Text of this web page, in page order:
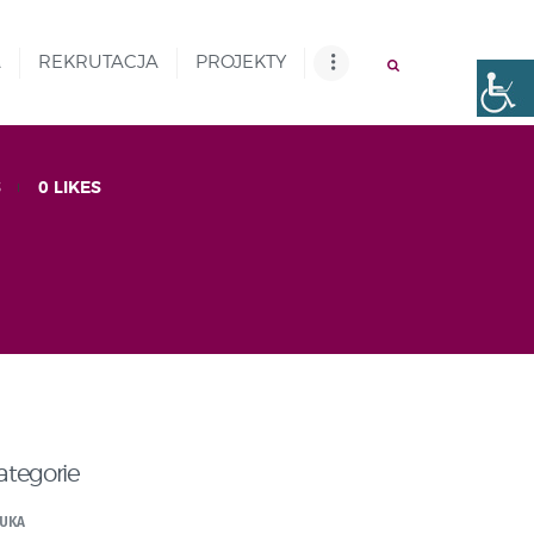
REKRUTACJA PROJEKTY
0 LIKES